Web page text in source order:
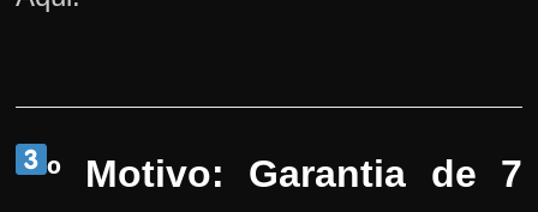
º Motivo: Garantia de 7